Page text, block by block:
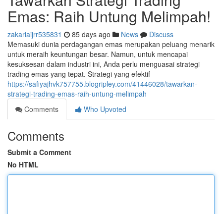
Emas: Raih Untung Melimpah!
zakariaijrr535831 85 days ago News
Discuss
Memasuki dunia perdagangan emas merupakan peluang menarik
untuk meraih keuntungan besar. Namun, untuk mencapai
kesuksesan dalam industri ini, Anda perlu menguasai strategi
trading emas yang tepat. Strategi yang efektif
https://safiyajhvk757755.blogripley.com/41446028/tawarkan-
strategi-trading-emas-raih-untung-melimpah
Comments
Who Upvoted
Comments
Submit a Comment
No HTML